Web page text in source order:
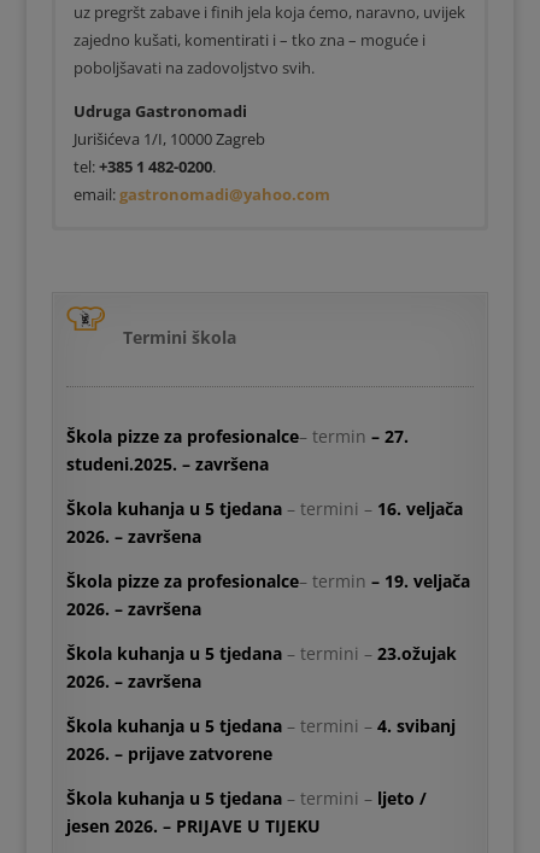
uz pregršt zabave i finih jela koja ćemo, naravno, uvijek
zajedno kušati, komentirati i – tko zna – moguće i
poboljšavati na zadovoljstvo svih.
Udruga Gastronomadi
Jurišićeva 1/I, 10000 Zagreb
tel:+385 1 482-0200.
email:gastronomadi@yahoo.com
AK001)
Dinamika odvijanja –2 x tjedno u popodnevnim
1. poglavlje:
• upoznavanje
s osnovnim
podjelama na
kategorije
nabave,
kupovine i
punjenja
kućnog
čuvanje
hrane
edukacijskom
centru Klub
Zagrebu.
Tečaj se odvija u
popodnevnim
satima, od 18.00
do 21.00 sat, 2 x
POTREBNO PREDZNANJE I ZAHTJEVNOST
Edukacija “Nauči kuhati kroz pet tjedana” ne zahtjeva
predznanje i namijenjena je i potpunim početnicima u
kuhinji, ali i svim onima koji su zainteresirani upoznati
svijet kuhanja i naučiti osnove kuharstva.
Termini škola
Škola pizze za profesionalce– termin – 27.
studeni.2025. – završena
Škola kuhanja u 5 tjedana– termini –16. veljača
2026. – završena
Škola pizze za profesionalce– termin – 19. veljača
2026. – završena
Škola kuhanja u 5 tjedana– termini –23.ožujak
2026. – završena
Škola kuhanja u 5 tjedana– termini –4. svibanj
2026. – prijave zatvorene
Škola kuhanja u 5 tjedana– termini –ljeto /
jesen 2026. – PRIJAVE U TIJEKU